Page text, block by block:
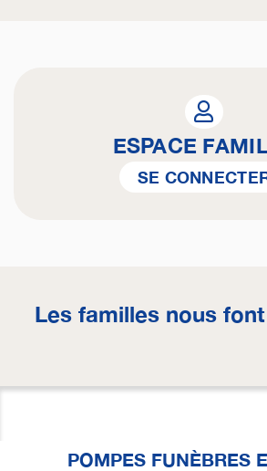
ESPACE
SE
Les familles nous
POMPES FUNÈBRES